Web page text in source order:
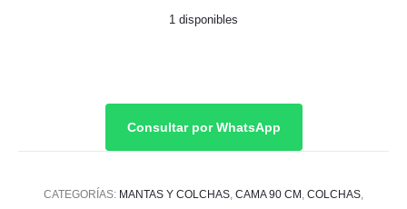
35,00 €.
28,00 €.
1 disponibles
Consultar por WhatsApp
CATEGORÍAS: MANTAS Y COLCHAS, CAMA 90 CM , COLCHAS,